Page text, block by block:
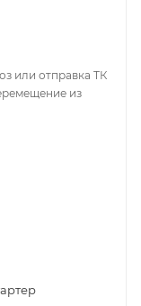
или отправка ТК
из